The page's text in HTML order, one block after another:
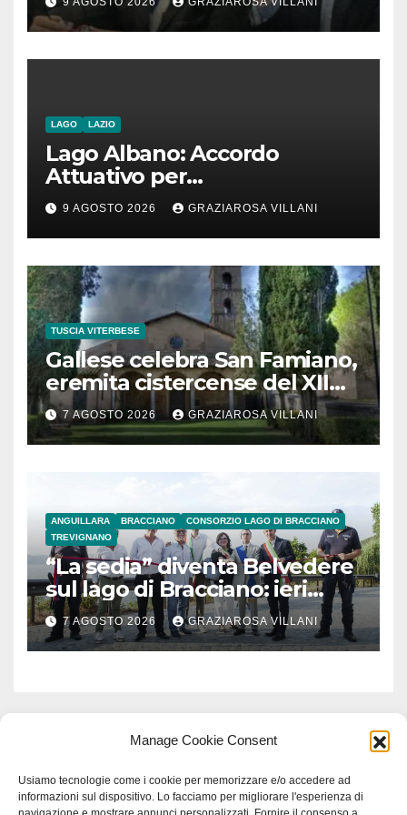
Manage Cookie Consent
Usiamo tecnologie come i cookie per memorizzare e/o accedere ad
informazioni sul dispositivo. Lo facciamo per migliorare l'esperienza di
romeno. “Non si può invocare
la costruzione di ponti e allo
stesso tempo condannare
LAGO LAZIO
Lago Albano: Accordo
Attuativo per
l’interconnessione
acquedottistica da 29,5
milioni di euro
9 AGOSTO 2026 GRAZIAROSA VILLANI
TUSCIA VITERBESE
Gallese celebra San Famiano,
eremita cistercense del XII
secolo
7 AGOSTO 2026 GRAZIAROSA VILLANI
ANGUILLARA BRACCIANO
CONSORZIO LAGO DI BRACCIANO
TREVIGNANO
“La sedia” diventa Belvedere
sul lago di Bracciano: ieri
l’inaugurazione
7 AGOSTO 2026 GRAZIAROSA VILLANI